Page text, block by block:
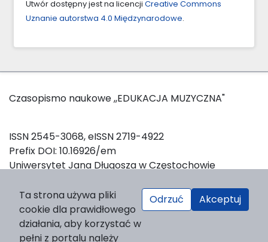
Utwór dostępny jest na licencji Creative Commons
Uznanie autorstwa 4.0 Międzynarodowe.
Czasopismo naukowe ,,EDUKACJA MUZYCZNA"
ISSN 2545-3068, eISSN 2719-4922
Prefix DOI: 10.16926/em
Uniwersytet Jana Długosza w Częstochowie
W celu zainicjowania oraz utrzymania sesji logowania, a
także w celach statystycznych, strona wykorzystuje pliki
cookies.
Deklaracja dostępności
Ta strona używa pliki
cookie dla prawidłowego
działania, aby korzystać w
pełni z portalu należy
Odrzuć Akceptuj